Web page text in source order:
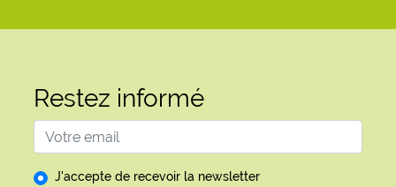
Restez informé
Adresse email
J'accepte de recevoir la newsletter